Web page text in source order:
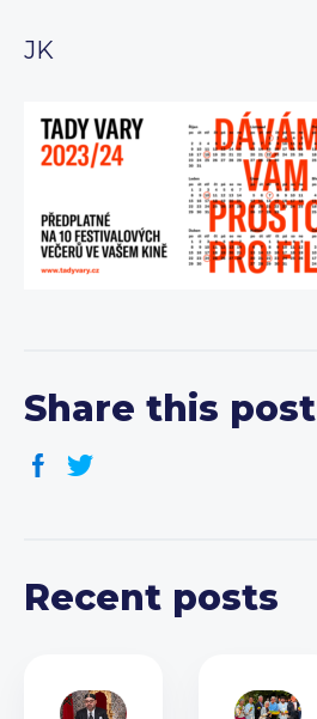
JK
Share this post
Recent posts